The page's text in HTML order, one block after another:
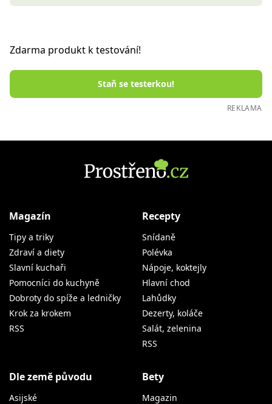
Zdarma produkt k testování!
Staň se testerkou!
REKLAMA
Magazín
Tipy a triky
Zdraví a diety
Slavní kuchaři
Pomocníci do kuchyně
Dobroty do spíže a ledničky
Krok za krokem
RSS
Recepty
Snídaně
Polévka
Nápoje, koktejly
Hlavní chod
Lahůdky
Dezerty, koláče
Salát, zelenina
RSS
Dle země původu
Asijské
Bety
Magazin